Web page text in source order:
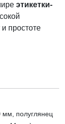
этикетки-
простоте
мм, полуглянец